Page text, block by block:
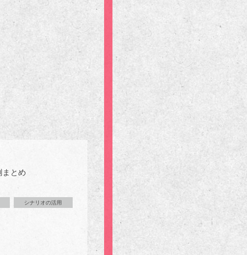
まとめ
シナリオの活用